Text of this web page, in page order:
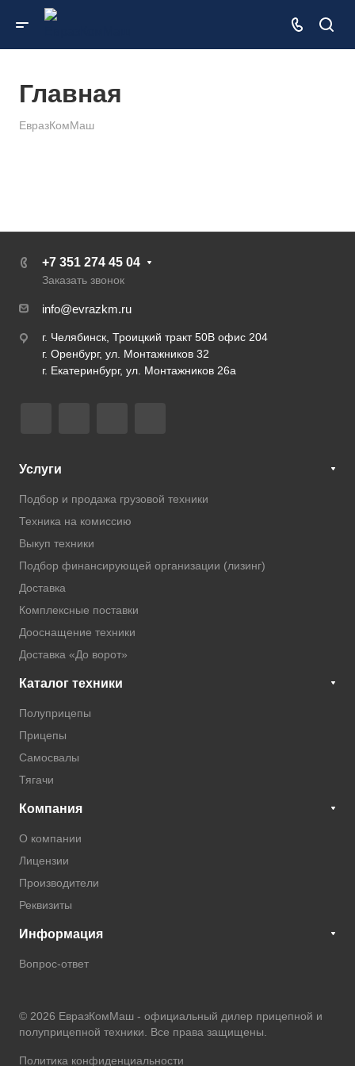
Главная
ЕвразКомМаш
+7 351 274 45 04
Заказать звонок
info@evrazkm.ru
г. Челябинск, Троицкий тракт 50В офис 204
г. Оренбург, ул. Монтажников 32
г. Екатеринбург, ул. Монтажников 26а
Услуги
Подбор и продажа грузовой техники
Техника на комиссию
Выкуп техники
Подбор финансирующей организации (лизинг)
Доставка
Комплексные поставки
Дооснащение техники
Доставка «До ворот»
Каталог техники
Полуприцепы
Прицепы
Самосвалы
Тягачи
Компания
О компании
Лицензии
Производители
Реквизиты
Информация
Вопрос-ответ
© 2026 ЕвразКомМаш - официальный дилер прицепной и
полуприцепной техники . Все права защищены.
Политика конфиденциальности